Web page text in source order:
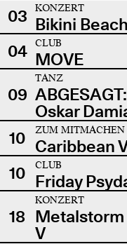
03
KONZERT
Bikini
04
CLUB
MOVE
09
TANZ
Oskar
10
ZUM MITMACHEN
Caribbean
10
CLUB
Friday
18
KONZERT
Metalstorm
V